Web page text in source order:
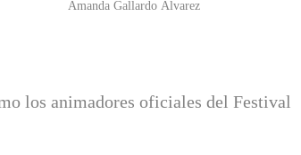
Amanda Gallardo Álvarez
los animadores oficiales del Festival